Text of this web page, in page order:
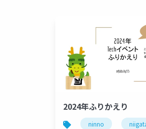
2024年ふりかえり
ninno